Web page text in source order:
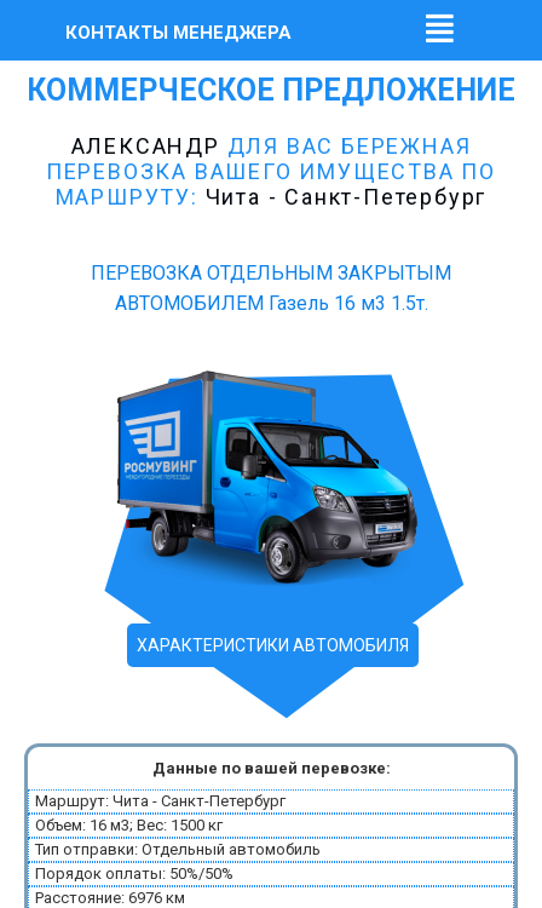
КОНТАКТЫ МЕНЕДЖЕРА
КОММЕРЧЕСКОЕ ПРЕДЛОЖЕНИЕ
АЛЕКСАНДР ДЛЯ ВАС БЕРЕЖНАЯ
ПЕРЕВОЗКА ВАШЕГО ИМУЩЕСТВА ПО
МАРШРУТУ: Чита - Санкт-Петербург
ПЕРЕВОЗКА ОТДЕЛЬНЫМ ЗАКРЫТЫМ
АВТОМОБИЛЕМ Газель 16 м3 1.5т.
ХАРАКТЕРИСТИКИ АВТОМОБИЛЯ
Данные по вашей перевозке:
Маршрут: Чита - Санкт-Петербург
Объем: 16 м3; Вес: 1500 кг
Тип отправки: Отдельный автомобиль
Порядок оплаты: 50%/50%
Расстояние: 6976 км